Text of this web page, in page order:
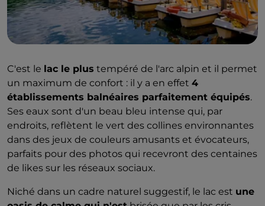
C'est le lac le plus tempéré de l'arc alpin et il permet
un maximum de confort : il y a en effet 4
établissements balnéaires parfaitement équipés.
Ses eaux sont d'un beau bleu intense qui, par
endroits, reflètent le vert des collines environnantes
dans des jeux de couleurs amusants et évocateurs,
parfaits pour des photos qui recevront des centaines
de likes sur les réseaux sociaux.
Niché dans un cadre naturel suggestif, le lac est une